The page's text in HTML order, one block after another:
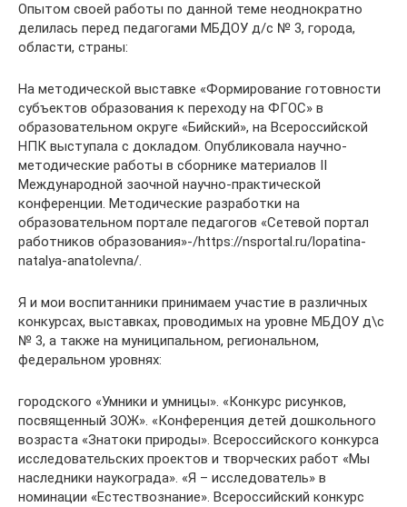
Опытом своей работы по данной теме неоднократно
делилась перед педагогами МБДОУ д/с № 3, города,
области, страны:
На методической выставке «Формирование готовности
субъектов образования к переходу на ФГОС» в
образовательном округе «Бийский», на Всероссийской
НПК выступала с докладом. Опубликовала научно-
методические работы в сборнике материалов II
Международной заочной научно-практической
конференции. Методические разработки на
образовательном портале педагогов «Сетевой портал
работников образования»-/https://nsportal.ru/lopatina-
natalya-anatolevna/.
Я и мои воспитанники принимаем участие в различных
конкурсах, выставках, проводимых на уровне МБДОУ д\с
№ 3, а также на муниципальном, региональном,
федеральном уровнях:
городского «Умники и умницы». «Конкурс рисунков,
посвященный ЗОЖ». «Конференция детей дошкольного
возраста «Знатоки природы». Всероссийского конкурса
исследовательских проектов и творческих работ «Мы
наследники наукограда». «Я – исследователь» в
номинации «Естествознание». Всероссийский конкурс